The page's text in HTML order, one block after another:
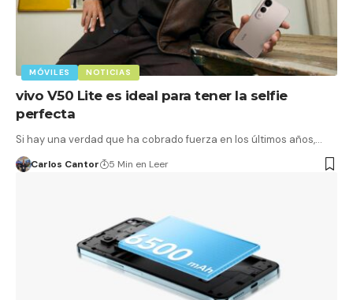
MÓVILES NOTICIAS
vivo V50 Lite es ideal para tener la selfie
perfecta
Si hay una verdad que ha cobrado fuerza en los últimos años,…
Carlos Cantor 5 Min en Leer